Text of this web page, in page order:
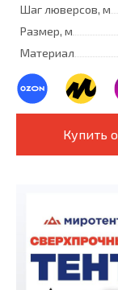
Шаг люверсов, м
Размер, м
Материал
Купить